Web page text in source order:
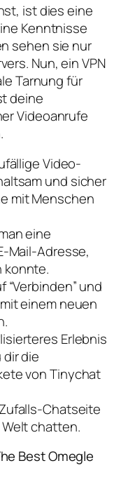
ist dies eine
Kenntnisse
sehen sie nur
Nun, ein VPN
Tarnung für
deine
Videoanrufe
Video-
und sicher
mit Menschen
eine
Mail-Adresse,
konnte.
“Verbinden” und
einem neuen
Erlebnis
die
von Tinychat
Chatseite
chatten.
Best Omegle